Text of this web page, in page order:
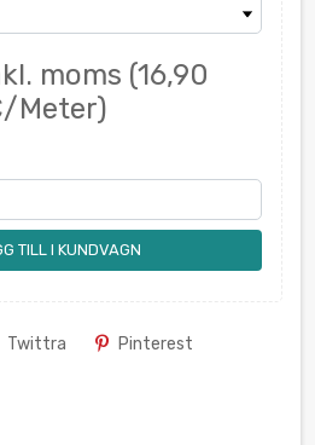
moms (16,90
Meter)
TILL I KUNDVAGN
Twittra Pinterest